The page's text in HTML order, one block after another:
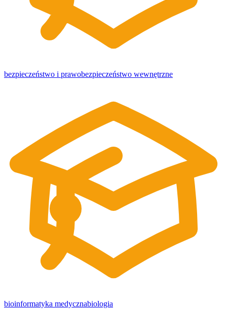
bezpieczeństwo i prawobezpieczeństwo wewnętrzne
bioinformatyka medycznabiologia